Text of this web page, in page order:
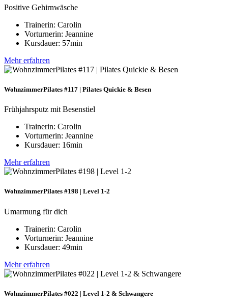
Positive Gehirnwäsche
Trainerin: Carolin
Vorturnerin: Jeannine
Kursdauer: 57min
Mehr erfahren
WohnzimmerPilates #117 | Pilates Quickie & Besen
Frühjahrsputz mit Besenstiel
Trainerin: Carolin
Vorturnerin: Jeannine
Kursdauer: 16min
Mehr erfahren
WohnzimmerPilates #198 | Level 1-2
Umarmung für dich
Trainerin: Carolin
Vorturnerin: Jeannine
Kursdauer: 49min
Mehr erfahren
WohnzimmerPilates #022 | Level 1-2 & Schwangere